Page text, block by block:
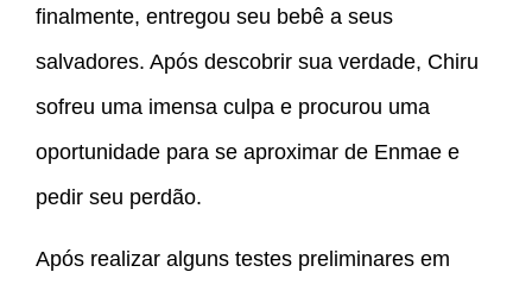
finalmente, entregou seu bebê a seus
salvadores. Após descobrir sua verdade, Chiru
sofreu uma imensa culpa e procurou uma
oportunidade para se aproximar de Enmae e
pedir seu perdão.
Após realizar alguns testes preliminares em